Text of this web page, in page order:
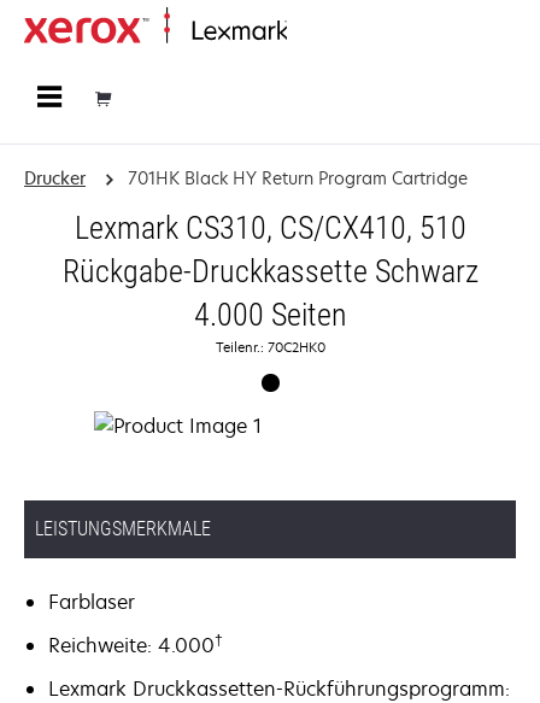
Drucker 701HK Black HY Return Program Cartridge
Lexmark CS310, CS/CX410, 510
Rückgabe-Druckkassette Schwarz
4.000 Seiten
Teilenr.: 70C2HK0
LEISTUNGSMERKMALE
Farblaser
Reichweite: 4.000†
Lexmark Druckkassetten-Rückführungsprogramm: